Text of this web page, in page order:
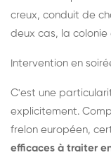
creux, conduit de
deux cas, la colonie
Intervention en
C'est une
explicitement.
frelon européen,
efficaces à traiter